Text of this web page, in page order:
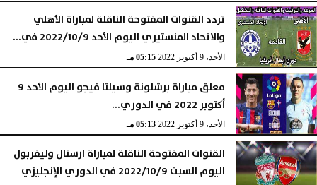
تردد القنوات المفتوحة الناقلة لمباراة الأهلي
والاتحاد المنستيري اليوم الأحد 2022/10/9 في...
الأحد، 9 أكتوبر 2022 05:15 مـ
معلق مباراة برشلونة وسيلتا فيجو اليوم الأحد 9
أكتوبر 2022 في الدوري...
الأحد، 9 أكتوبر 2022 05:13 مـ
القنوات المفتوحة الناقلة لمباراة ارسنال وليفربول
اليوم السبت 2022/10/9 في الدوري الإنجليزي